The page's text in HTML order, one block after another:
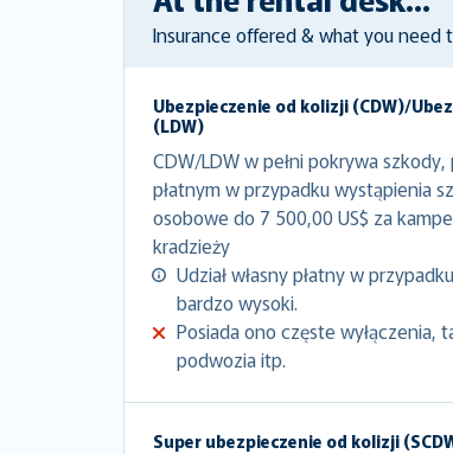
Insurance offered & what you need
Ubezpieczenie od kolizji (CDW)/
(LDW)
CDW/LDW w pełni pokrywa
płatnym w przypadku wystąpienia
osobowe do 7 500,00 US$ za
kradzieży
Udział własny płatny w
bardzo wysoki.
Posiada ono częste wyłączenia,
podwozia itp.
Super ubezpieczenie od kolizji